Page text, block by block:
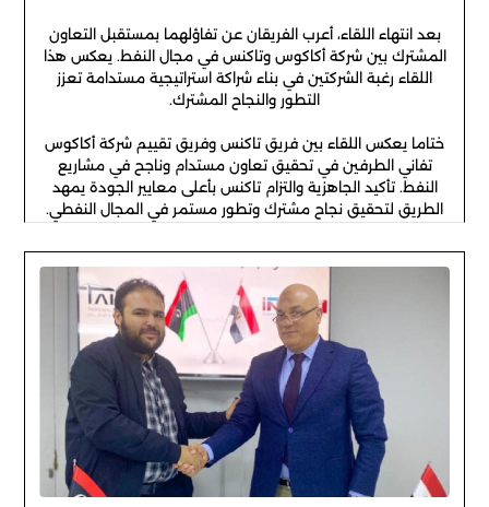
بعد انتهاء اللقاء، أعرب الفريقان عن تفاؤلهما بمستقبل التعاون
المشترك بين شركة أكاكوس وتاكنس في مجال النفط. يعكس هذا
اللقاء رغبة الشركتين في بناء شراكة استراتيجية مستدامة تعزز
التطور والنجاح المشترك.
ختاما يعكس اللقاء بين فريق تاكنس وفريق تقييم شركة أكاكوس
تفاني الطرفين في تحقيق تعاون مستدام وناجح في مشاريع
النفط. تأكيد الجاهزية والتزام تاكنس بأعلى معايير الجودة يمهد
الطريق لتحقيق نجاح مشترك وتطور مستمر في المجال النفطي.